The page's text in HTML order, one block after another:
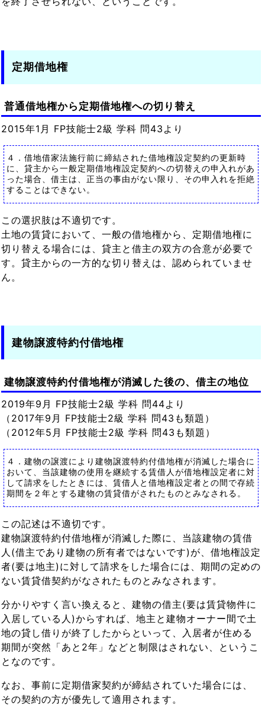
定期借地権
普通借地権から定期借地権への切り替え
2015年1月 FP技能士2級 学科 問43より
４．借地借家法施行前に締結された借地権設定契約の更新時
に、貸主から一般定期借地権設定契約への切替えの申入れがあ
った場合、借主は、正当の事由がない限り、その申入れを拒絶
することはできない。
この選択肢は不適切です。
土地の賃貸において、一般の借地権から、定期借地権に
切り替える場合には、貸主と借主の双方の合意が必要で
す。貸主からの一方的な切り替えは、認められていませ
ん。
建物譲渡特約付借地権
建物譲渡特約付借地権が消滅した後の、借主の地位
2019年9月 FP技能士2級 学科 問44より
（2017年9月 FP技能士2級 学科 問43も類題）
（2012年5月 FP技能士2級 学科 問43も類題）
４．建物の譲渡により建物譲渡特約付借地権が消滅した場合に
おいて、当該建物の使用を継続する賃借人が借地権設定者に対
して請求をしたときには、賃借人と借地権設定者との間で存続
期間を２年とする建物の賃貸借がされたものとみなされる。
この記述は不適切です。
建物譲渡特約付借地権が消滅した際に、当該建物の賃借
人(借主であり建物の所有者ではないです)が、借地権設定
者(要は地主)に対して請求をした場合には、期間の定めの
ない賃貸借契約がなされたものとみなされます。
分かりやすく言い換えると、建物の借主(要は賃貸物件に
入居している人)からすれば、地主と建物オーナー間で土
地の貸し借りが終了したからといって、入居者が住める
期間が突然「あと2年」などと制限はされない、というこ
となのです。
なお、事前に定期借家契約が締結されていた場合には、
その契約の方が優先して適用されます。